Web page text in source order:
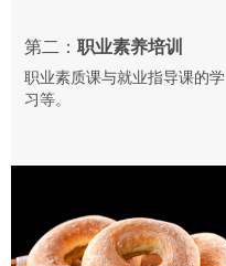
第二： 职业素养培训
职业素质课与就业指导课的学
习等。